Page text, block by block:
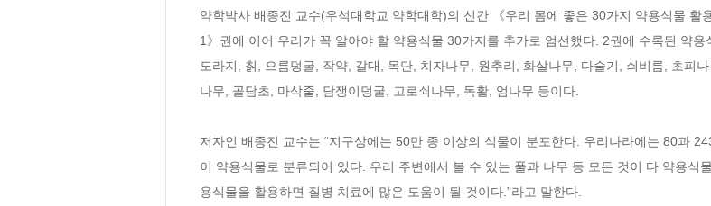
약학박사 배종진 교수(우석대학교 약학대학)의 신간 《우리 몸에 좋은 30가지 약용식물 활
1》권에 이어 우리가 꼭 알아야 할 약용식물 30가지를 추가로 엄선했다. 2권에 수록된 약
도라지, 칡, 으름덩굴, 작약, 갈대, 목단, 치자나무, 원추리, 화살나무, 다슬기, 쇠비름, 초피
나무, 골담초, 마삭줄, 담쟁이덩굴, 고로쇠나무, 독활, 엄나무 등이다.
저자인 배종진 교수는 “지구상에는 50만 종 이상의 식물이 분포한다. 우리나라에는 80과
이 약용식물로 분류되어 있다. 우리 주변에서 볼 수 있는 풀과 나무 등 모든 것이 다 약용식
용식물을 활용하면 질병 치료에 많은 도움이 될 것이다.”라고 말한다.